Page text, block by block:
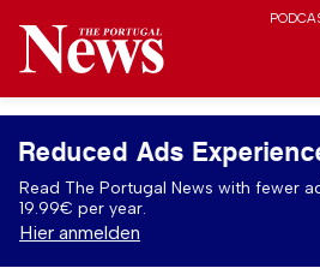
Reduced Ads
Read The Portugal News with fewer
19.99€ per year.
Hier anmelden